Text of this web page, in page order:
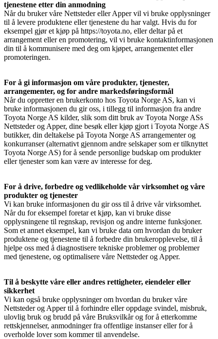
tjenestene etter din anmodning
Når du bruker våre Nettsteder eller Apper vil vi bruke opplysninger
til å levere produktene eller tjenestene du har valgt. Hvis du for
eksempel gjør et kjøp på https://toyota.no, eller deltar på et
arrangement eller en promotering, vil vi bruke kontaktinformasjonen
din til å kommunisere med deg om kjøpet, arrangementet eller
promoteringen.
For å gi informasjon om våre produkter, tjenester,
arrangementer, og for andre markedsføringsformål
Når du oppretter en brukerkonto hos Toyota Norge AS, kan vi
bruke informasjonen du gir oss, i tillegg til informasjon fra andre
Toyota Norge AS kilder, slik som ditt bruk av Toyota Norge ASs
Nettsteder og Apper, dine besøk eller kjøp gjort i Toyota Norge AS
butikker, din deltakelse på Toyota Norge AS arrangementer og
konkurranser (alternativt gjennom andre selskaper som er tilknyttet
Toyota Norge AS) for å sende personlige budskap om produkter
eller tjenester som kan være av interesse for deg.
For å drive, forbedre og vedlikeholde vår virksomhet og våre
produkter og tjenester
Vi kan bruke informasjonen du gir oss til å drive vår virksomhet.
Når du for eksempel foretar et kjøp, kan vi bruke disse
opplysningene til regnskap, revisjon og andre interne funksjoner.
Som et annet eksempel, kan vi bruke data om hvordan du bruker
produktene og tjenestene til å forbedre din brukeropplevelse, til å
hjelpe oss med å diagnostisere tekniske problemer og problemer
med tjenestene, og optimalisere våre Nettsteder og Apper.
Til å beskytte våre eller andres rettigheter, eiendeler eller
sikkerhet
Vi kan også bruke opplysninger om hvordan du bruker våre
Nettsteder og Apper til å forhindre eller oppdage svindel, misbruk,
ulovlig bruk og brudd på våre Bruksvilkår og for å etterkomme
rettskjennelser, anmodninger fra offentlige instanser eller for å
overholde lover som kommer til anvendelse.